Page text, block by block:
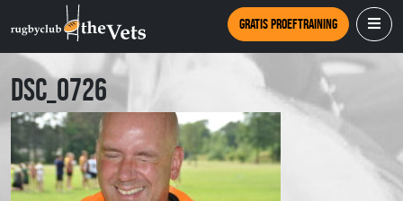
Gratis proeftraining
DSC_0726